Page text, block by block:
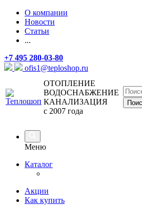
О компании
Новости
Статьи
...
+7 495 280-03-80
ofis1@teploshop.ru
ОТОПЛЕНИЕ
ВОДОСНАБЖЕНИЕ
КАНАЛИЗАЦИЯ
с 2007 года
Меню
Каталог
Акции
Как купить